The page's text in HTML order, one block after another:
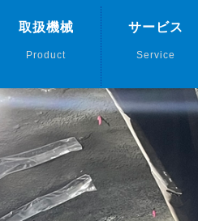
取扱機械
Product
サービス
Service